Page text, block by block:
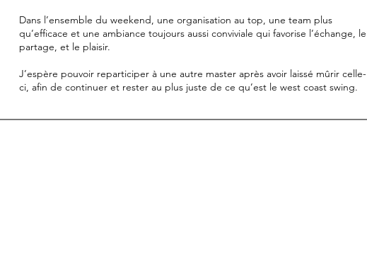
Dans l’ensemble du weekend, une organisation au top, une team plus
qu’efficace et une ambiance toujours aussi conviviale qui favorise l’échange, le
partage, et le plaisir.
J’espère pouvoir reparticiper à une autre master après avoir laissé mûrir celle-
ci, afin de continuer et rester au plus juste de ce qu’est le west coast swing.